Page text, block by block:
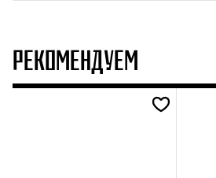
РЕКОМЕНДУЕМ